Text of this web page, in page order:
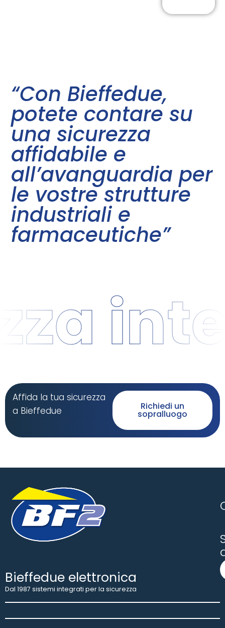
“Con Bieffedue,
potete contare su
una sicurezza
affidabile e
all’avanguardia per
le vostre strutture
industriali e
farmaceutiche”
Affida la tua sicurezza
a Bieffedue
Richiedi un
sopralluogo
Bieffedue elettronica
Dal 1987 sistemi integrati per la sicurezza